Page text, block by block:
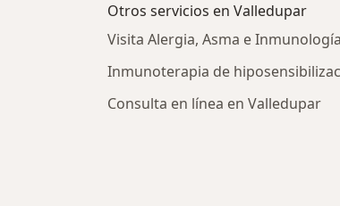
Otros servicios en Valledupar
Visita Alergia, Asma e
Inmunoterapia de
Consulta en línea en Valledupar